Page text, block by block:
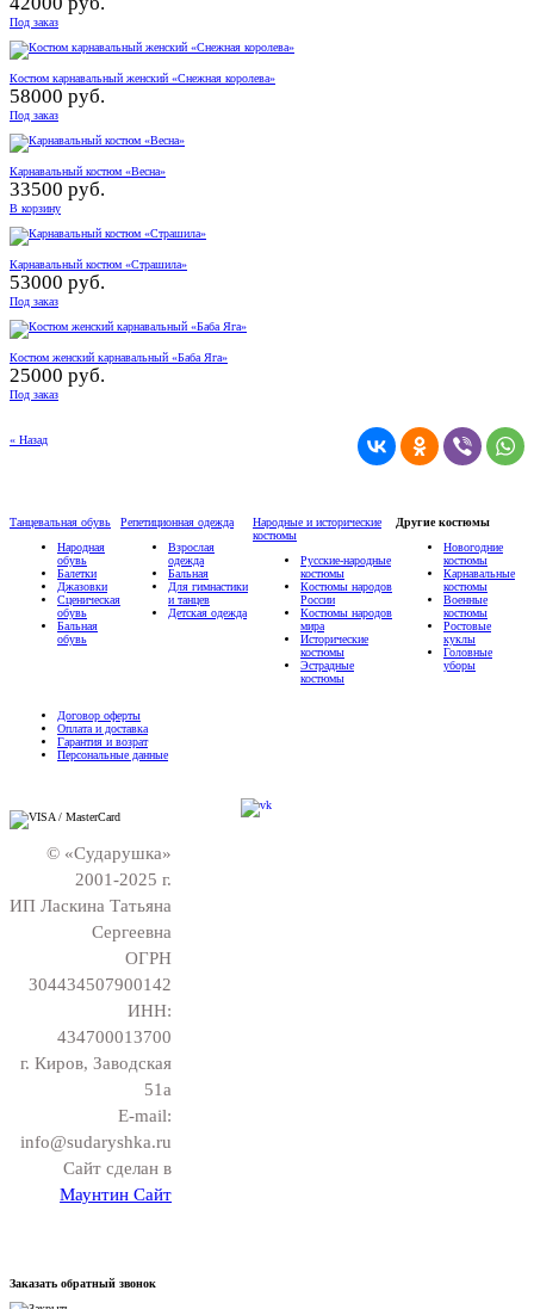
Под заказ
Костюм карнавальный женский «Снежная королева»
58000 руб.
Под заказ
Карнавальный костюм «Весна»
33500 руб.
В корзину
Карнавальный костюм «Страшила»
53000 руб.
Под заказ
Костюм женский карнавальный «Баба Яга»
25000 руб.
Под заказ
« Назад
Танцевальная обувь
Народная
обувь
Балетки
Джазовки
Сценическая
обувь
Бальная
обувь
Репетиционная одежда
Взрослая
одежда
Бальная
Для гимнастики
и танцев
Детская одежда
Народные и исторические
костюмы
Русские-народные
костюмы
Костюмы народов
России
Костюмы народов
мира
Исторические
костюмы
Эстрадные
костюмы
Другие костюмы
Новогодние
костюмы
Карнавальные
костюмы
Военные
костюмы
Ростовые
куклы
Головные
уборы
Договор оферты
Оплата и доставка
Гарантия и возрат
Персональные данные
© «Сударушка»
2001-2025 г.
ИП Ласкина Татьяна
Сергеевна
ОГРН
304434507900142
ИНН:
434700013700
г. Киров, Заводская
51а
E-mail:
info@sudaryshka.ru
Сайт сделан в
Маунтин Сайт
Заказать обратный звонок